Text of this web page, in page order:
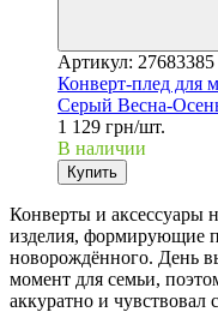
Артикул: 27683385
Конверт-плед для
Серый Весна-
1 129 грн/шт.
В наличии
Купить
Конверты и аксессуары
изделия, формирующие
новорождённого. День
момент для семьи,
аккуратно и чувствовал